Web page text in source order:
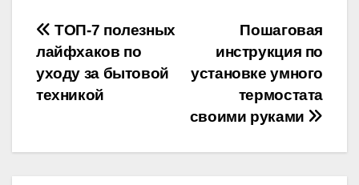
Навигация
по
записям
Пошаговая
инструкция по
установке умного
термостата
своими руками
ТОП-7 полезных
лайфхаков по
уходу за бытовой
техникой